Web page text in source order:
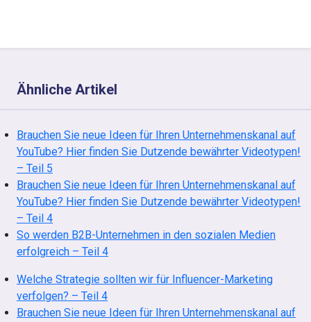
Ähnliche Artikel
Brauchen Sie neue Ideen für Ihren Unternehmenskanal auf
YouTube? Hier finden Sie Dutzende bewährter Videotypen!
– Teil 5
Brauchen Sie neue Ideen für Ihren Unternehmenskanal auf
YouTube? Hier finden Sie Dutzende bewährter Videotypen!
– Teil 4
So werden B2B-Unternehmen in den sozialen Medien
erfolgreich – Teil 4
Welche Strategie sollten wir für Influencer-Marketing
verfolgen? – Teil 4
Brauchen Sie neue Ideen für Ihren Unternehmenskanal auf